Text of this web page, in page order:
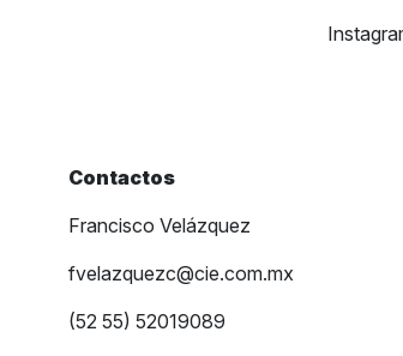
Contactos
Francisco Velázquez
fvelazquezc@cie.com.mx
(52 55) 52019089